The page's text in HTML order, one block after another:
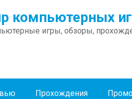
компьютерных
игры, обзоры,
Прохождения